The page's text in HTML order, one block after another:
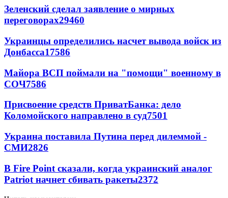
Зеленский сделал заявление о мирных
переговорах29460
Украинцы определились насчет вывода войск из
Донбасса17586
Майора ВСП поймали на "помощи" военному в
СОЧ7586
Присвоение средств ПриватБанка: дело
Коломойского направлено в суд7501
Украина поставила Путина перед дилеммой -
СМИ2826
В Fire Point сказали, когда украинский аналог
Patriot начнет сбивать ракеты2372